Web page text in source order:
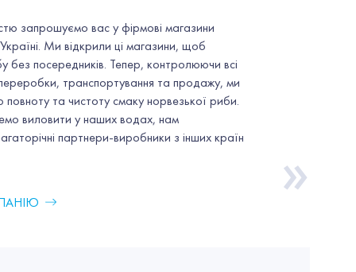
»
запрошуємо вас у фірмові магазини
Ми відкрили ці магазини, щоб
без посередників. Тепер, контролюючи всі
транспортування та продажу, ми
та чистоту смаку норвезької риби.
виловити у наших водах, нам
партнери-виробники з інших країн